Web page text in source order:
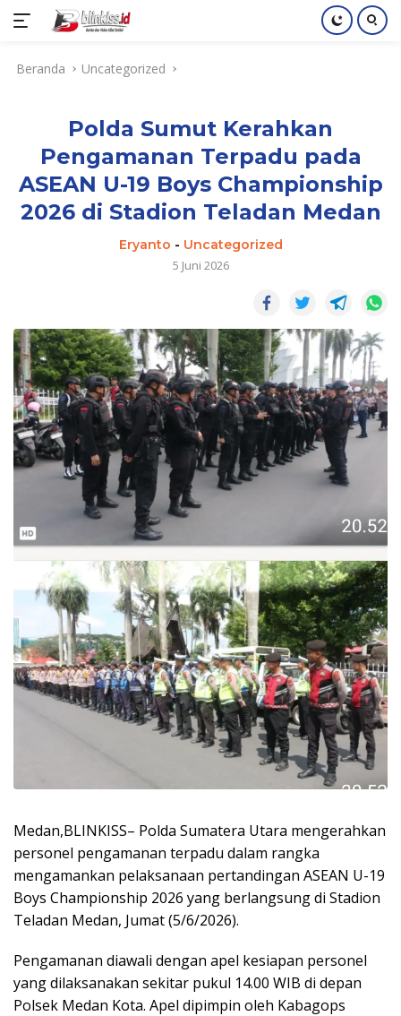
Beranda Uncategorized
Polda Sumut Kerahkan
Pengamanan Terpadu pada
ASEAN U-19 Boys Championship
2026 di Stadion Teladan Medan
Eryanto - Uncategorized
5 Juni 2026
Medan,BLINKISS– Polda Sumatera Utara mengerahkan
personel pengamanan terpadu dalam rangka
mengamankan pelaksanaan pertandingan ASEAN U-19
Boys Championship 2026 yang berlangsung di Stadion
Teladan Medan, Jumat (5/6/2026).
Pengamanan diawali dengan apel kesiapan personel
yang dilaksanakan sekitar pukul 14.00 WIB di depan
Polsek Medan Kota. Apel dipimpin oleh Kabagops